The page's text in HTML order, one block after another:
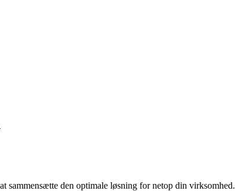
sammensætte den optimale løsning for netop din virksomhed.